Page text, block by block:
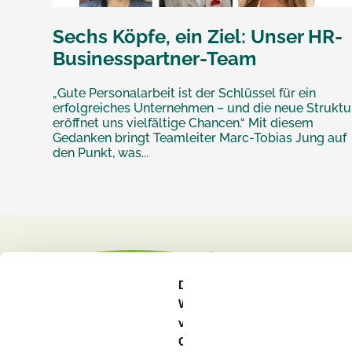
Diese
Webseite
verwendet
Cookies
Sechs Köpfe, ein Ziel: Unser HR-
Businesspartner-Team
„Gute Personalarbeit ist der Schlüssel für ein
erfolgreiches Unternehmen – und die neue
eröffnet uns vielfältige Chancen.“ Mit diesem
Gedanken bringt Teamleiter Marc-Tobias Jung auf
den Punkt, was...